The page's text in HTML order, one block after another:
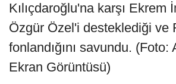
Kılıçdaroğlu'na karşı Ekrem
Özgür Özel'i desteklediği ve
fonlandığını savundu. (Foto:
Ekran Görüntüsü)